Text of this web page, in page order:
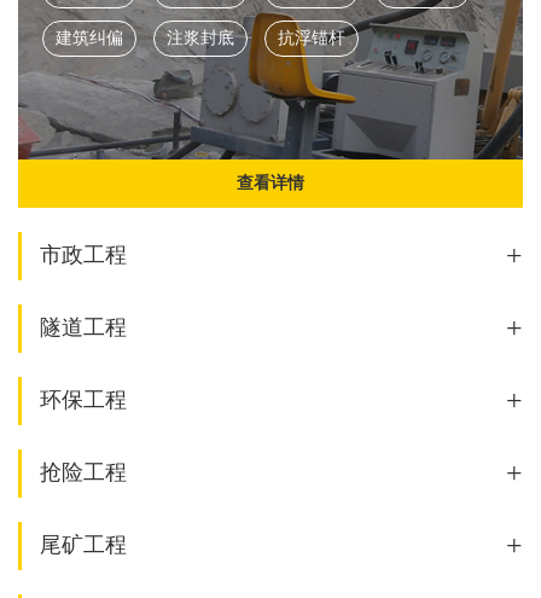
建筑纠偏 注浆封底 抗浮锚杆
查看详情
市政工程 +
隧道工程 +
环保工程 +
抢险工程 +
尾矿工程 +